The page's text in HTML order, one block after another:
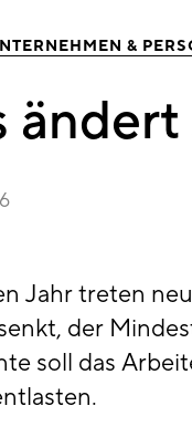
&
Jahr treten
der
soll das